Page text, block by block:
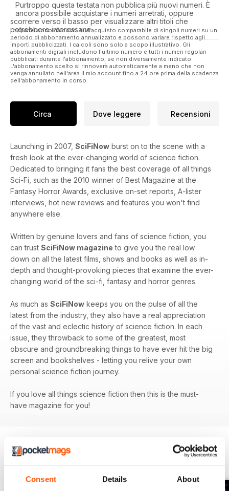
Consent Details About
Purtroppo questa testata non pubblica più nuovi numeri. È
ancora possibile acquistare i numeri arretrati, oppure
scorrere verso il basso per visualizzare altri titoli che
potrebbero interessarvi.
I risparmi sono calcolati sull'acquisto comparabile di singoli numeri su un
periodo di abbonamento annualizzato e possono variare rispetto agli
importi pubblicizzati. I calcoli sono solo a scopo illustrativo. Gli
abbonamenti digitali includono l'ultimo numero e tutti i numeri regolari
pubblicati durante l'abbonamento, se non diversamente indicato.
L'abbonamento scelto si rinnoverà automaticamente a meno che non
venga annullato nell'area Il mio account fino a 24 ore prima della scadenza
dell'abbonamento in corso.
Circa Dove leggere Recensioni
Launching in 2007, SciFiNow burst on to the scene with a
fresh look at the ever-changing world of science fiction.
Dedicated to bringing it fans the best coverage of all things
Sci-Fi, such as the 2010 winner of Best Magazine at the
Fantasy Horror Awards, exclusive on-set reports, A-lister
interviews, hot new reviews and features you won't find
anywhere else.
Written by genuine lovers and fans of science fiction, you
can trust SciFiNow magazine to give you the real low
down on all the latest films, shows and books as well as in-
depth and thought-provoking pieces that examine the ever-
changing world of the sci-fi, fantasy and horror genres.
As much as SciFiNow keeps you on the pulse of all the
latest from the industry, they also have a real appreciation
of the vast and eclectic history of science fiction. In each
issue, they throwback to some of the greatest, most
obscure and groundbreaking things to have ever hit the big
screen and bookshelves - letting you relive your own
personal science fiction journey.
If you love all things science fiction then this is the must-
have magazine for you!
EDIZIONI INDIETRO